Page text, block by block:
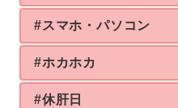
#スマホ・パソコン
#ホカホカ
#休肝日